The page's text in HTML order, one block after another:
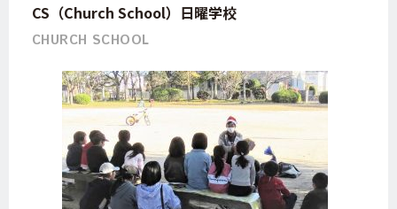
CS（Church School）日曜学校
CHURCH SCHOOL